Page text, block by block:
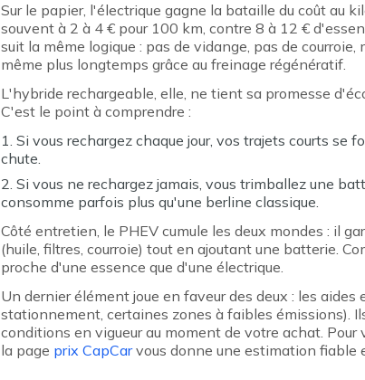
Sur le papier, l'électrique gagne la bataille du coût au
souvent à 2 à 4 € pour 100 km, contre 8 à 12 €
suit la même logique : pas de vidange, pas de
même plus longtemps grâce au freinage régénératif.
L'hybride rechargeable, elle, ne tient sa promesse
C'est le point à comprendre :
Si vous rechargez chaque jour, vos trajets courts se
chute.
Si vous ne rechargez jamais, vous trimballez une
consomme parfois plus qu'une berline classique.
Côté entretien, le PHEV cumule les deux mondes : il
(huile, filtres, courroie) tout en ajoutant une batterie.
proche d'une essence que d'une électrique.
Un dernier élément joue en faveur des deux : les
stationnement, certaines zones à faibles émissions).
conditions en vigueur au moment de votre achat.
la page prix CapCarvous donne une estimation fiable